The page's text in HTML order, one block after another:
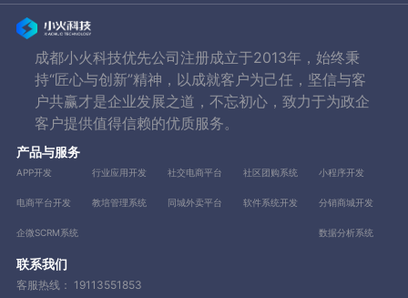
成都小火科技优先公司注册成立于2013年，始终秉
持“匠心与创新”精神，以成就客户为己任，坚信与客
户共赢才是企业发展之道，不忘初心，致力于为政企
客户提供值得信赖的优质服务。
产品与服务
APP开发 行业应用开发 社交电商平台 社区团购系统 小程序开发
电商平台开发 教培管理系统 同城外卖平台 软件系统开发 分销商城开发
企微SCRM系统 数据分析系统
联系我们
客服热线： 19113551853